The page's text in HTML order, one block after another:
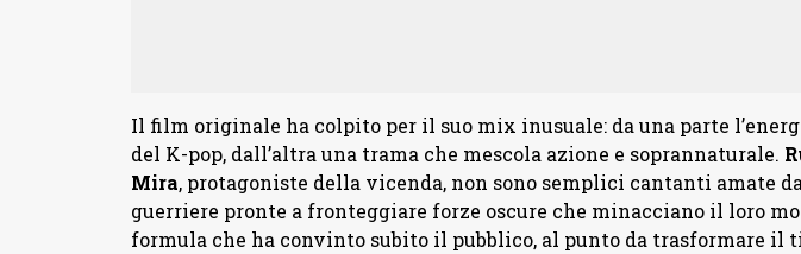
Il film originale ha colpito per il suo mix inusuale: da una parte
del K-pop, dall’altra una trama che mescola azione e soprannaturale.
Mira, protagoniste della vicenda, non sono semplici cantanti amate
guerriere pronte a fronteggiare forze oscure che minacciano il loro
formula che ha convinto subito il pubblico, al punto da trasformare il